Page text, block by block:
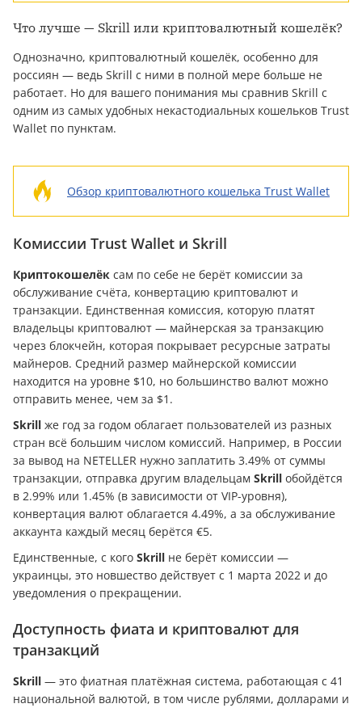
Что лучше — Skrill или криптовалютный кошелёк?
Однозначно, криптовалютный кошелёк, особенно для
россиян — ведь Skrill с ними в полной мере больше не
работает. Но для вашего понимания мы сравнив Skrill с
одним из самых удобных некастодиальных кошельков Trust
Wallet по пунктам.
Обзор криптовалютного кошелька Trust Wallet
Комиссии Trust Wallet и Skrill
Криптокошелёк сам по себе не берёт комиссии за
обслуживание счёта, конвертацию криптовалют и
транзакции. Единственная комиссия, которую платят
владельцы криптовалют — майнерская за транзакцию
через блокчейн, которая покрывает ресурсные затраты
майнеров. Средний размер майнерской комиссии
находится на уровне $10, но большинство валют можно
отправить менее, чем за $1.
Skrill же год за годом облагает пользователей из разных
стран всё большим числом комиссий. Например, в России
за вывод на NETELLER нужно заплатить 3.49% от суммы
транзакции, отправка другим владельцам Skrill обойдётся
в 2.99% или 1.45% (в зависимости от VIP-уровня),
конвертация валют облагается 4.49%, а за обслуживание
аккаунта каждый месяц берётся €5.
Единственные, с кого Skrill не берёт комиссии —
украинцы, это новшество действует с 1 марта 2022 и до
уведомления о прекращении.
Доступность фиата и криптовалют для
транзакций
Skrill — это фиатная платёжная система, работающая с 41
национальной валютой, в том числе рублями, долларами и